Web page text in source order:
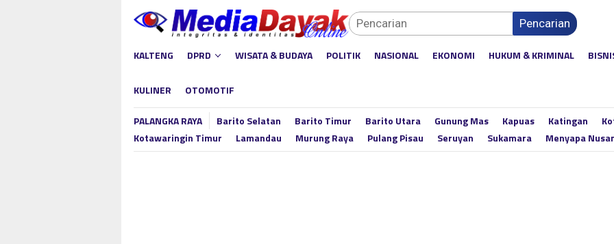
Loncat
Pencarian
KALTENG DPRD WISATA & BUDAYA POLITIK NASIONAL EKONOMI HUKUM & KRIMINAL
KULINER OTOMOTIF
PALANGKA RAYA Barito Selatan Barito Timur Barito Utara Gunung Mas Kapuas Katingan
Kotawaringin Timur
Lamandau Murung Raya Pulang Pisau Seruyan Sukamara Menyapa